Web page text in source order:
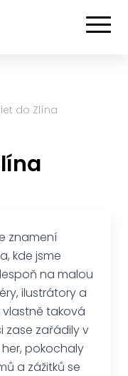
do Zlína
znamení
kde jsme
na malou
ilustrátory a
vlastně taková
zase zařádily v
pokochaly
a zážitků se